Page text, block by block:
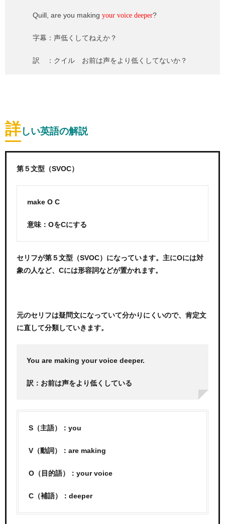
Quill, are you making your voice deeper?
字幕：声低くしてねえか？
訳 ：クイル お前は声をより低くしてないか？
詳しい英語の解説
第５文型（SVOC）
make O C
意味：OをCにする
セリフが第５文型（SVOC）になっています。主にOには対
象の人など、Cには形容詞などが置かれます。
元のセリフは疑問文になっていて分かりにくいので、肯定文
に直して分類していきます。
You are making your voice deeper.
訳：お前は声をより低くしている
S（主語）：you
V（動詞）：are making
O（目的語）：your voice
C（補語）：deeper